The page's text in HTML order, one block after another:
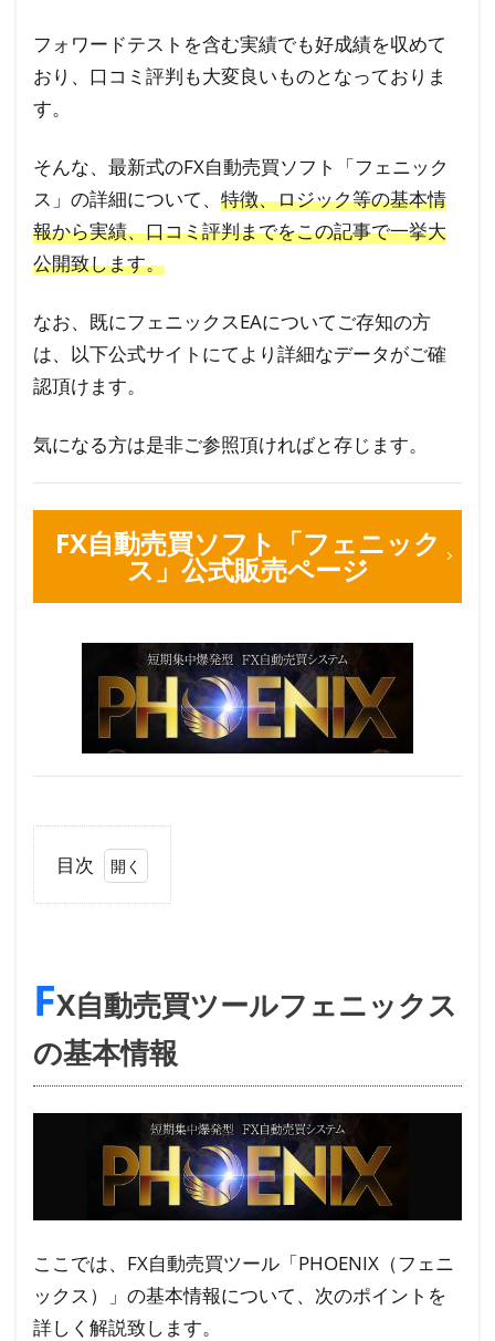
フォワードテストを含む実績でも好成績を収めて
おり、口コミ評判も大変良いものとなっておりま
す。
そんな、最新式のFX自動売買ソフト「フェニック
ス」の詳細について、 特徴、ロジック等の基本情
報から実績、口コミ評判までをこの記事で一挙大
公開致します。
なお、既にフェニックスEAについてご存知の方
は、以下公式サイトにてより詳細なデータがご確
認頂けます。
気になる方は是非ご参照頂ければと存じます。
FX自動売買ソフト「フェニック
ス」公式販売ページ
目次
1
売
買
ツ
ク
ス
の
FX自動売買ツールフェニックス
の基本情報
ここでは、FX自動売買ツール「PHOENIX（フェニ
ックス）」の基本情報について、次のポイントを
詳しく解説致します。